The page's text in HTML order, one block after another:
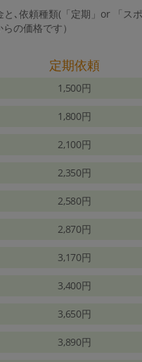
､依頼種類(「定期」or 「ス
の価格です）
定期依頼
1,500円
1,800円
2,100円
2,350円
2,580円
2,870円
3,170円
3,400円
3,650円
3,890円